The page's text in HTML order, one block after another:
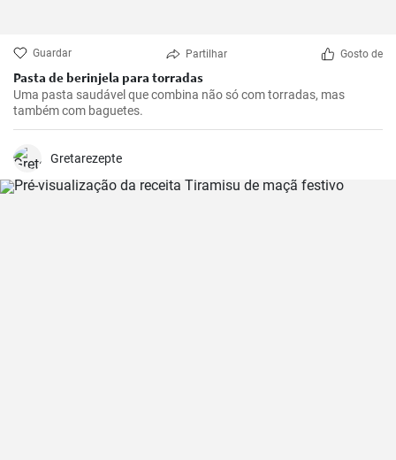
Guardar Partilhar Gosto de
Pasta de berinjela para torradas
Uma pasta saudável que combina não só com torradas, mas
também com baguetes.
Gretarezepte